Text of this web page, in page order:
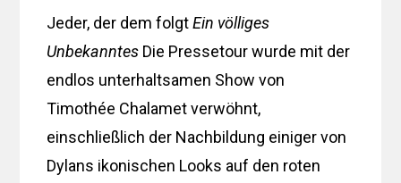
Jeder, der dem folgtEin völliges
Unbekanntes Die Pressetour wurde mit der
endlos unterhaltsamen Show von
Timothée Chalamet verwöhnt,
einschließlich der Nachbildung einiger von
Dylans ikonischen Looks auf den roten